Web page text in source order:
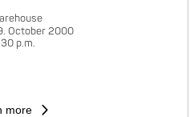
October 2000
p.m.
more